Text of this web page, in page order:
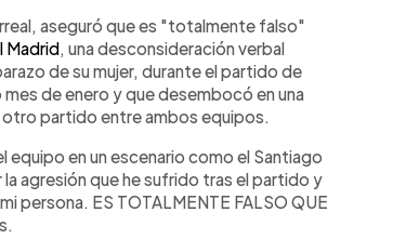
aseguró que es "totalmente falso"
Madrid , una desconsideración verbal
de su mujer, durante el partido de
de enero y que desembocó en una
partido entre ambos equipos.
en un escenario como el Santiago
agresión que he sufrido tras el partido y
persona. ES TOTALMENTE FALSO QUE